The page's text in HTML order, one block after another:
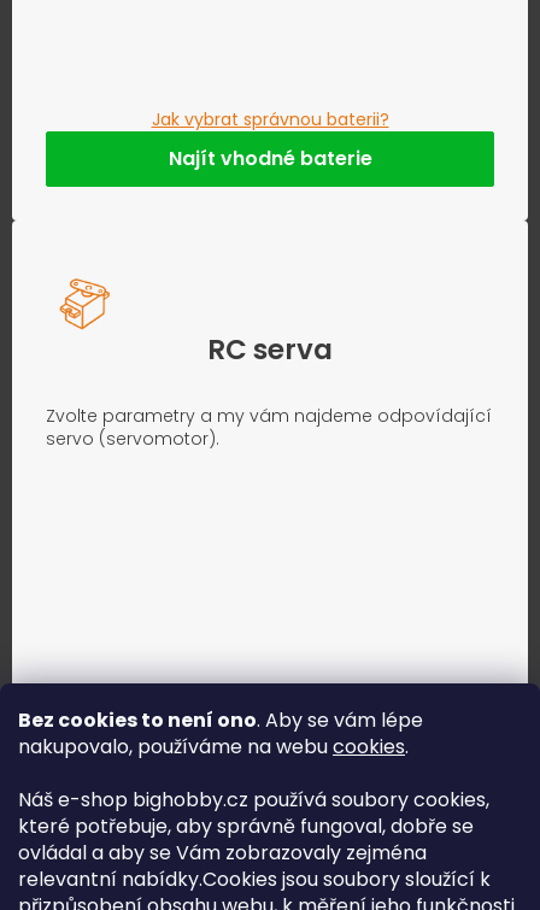
Bez cookies to není ono. Aby se vám lépe
nakupovalo, používáme na webucookies.
Náš e-shop bighobby.cz používá soubory cookies,
které potřebuje, aby správně fungoval, dobře se
ovládal a aby se Vám zobrazovaly zejména
relevantní nabídky.Cookies jsou soubory sloužící k
Jak vybrat správnou baterii?
Najít vhodné baterie
RC serva
Zvolte parametry a my vám najdeme odpovídající
servo (servomotor).
Jak vybrat správné servo?
Najít správné servo